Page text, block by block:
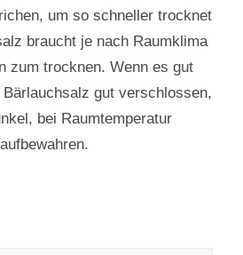
um so schneller trocknet
braucht je nach Raumklima
zum trocknen. Wenn es gut
gut verschlossen,
bei Raumtemperatur
aufbewahren.